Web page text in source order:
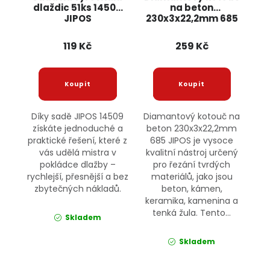
dlaždic 51ks 14509
JIPOS
119 Kč
Díky sadě JIPOS 14509
získáte jednoduché a
praktické řešení, které z
vás udělá mistra v
pokládce dlažby –
rychlejší, přesnější a bez
zbytečných nákladů.
Skladem
na beton
230x3x22,2mm 685
259 Kč
Diamantový kotouč na
beton 230x3x22,2mm
685 JIPOS je vysoce
kvalitní nástroj určený
pro řezání tvrdých
materiálů, jako jsou
beton, kámen,
keramika, kamenina a
tenká žula. Tento...
Skladem